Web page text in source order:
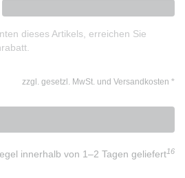
dieses Artikels, erreichen Sie
zzgl. gesetzl. MwSt. und Versandkosten *
innerhalb von 1–2 Tagen geliefert16